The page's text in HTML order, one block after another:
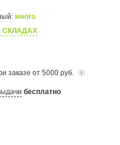
много
СКЛАДАХ
заказе от 5000 руб.
бесплатно